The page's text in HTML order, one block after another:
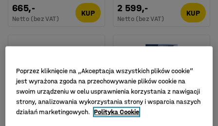
665,-
Netto (bez VAT)
KUP 2 599,-
Netto (bez VAT)
KUP
Poprzez kliknięcie na „Akceptacja wszystkich plików cookie”
jest wyrażona zgoda na przechowywanie plików cookie na
swoim urządzeniu w celu usprawnienia korzystania z nawigacji
strony, analizowania wykorzystania strony i wsparcia naszych
działań marketingowych. Polityka Cookie